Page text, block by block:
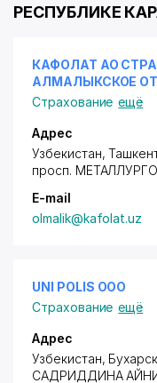
РЕСПУБЛИКЕ
КАФОЛАТ АО
АЛМАЛЫКСКОЕ
Страхование ещё
Адрес
Узбекистан,
просп.
E-mail
olmalik@kafolat.uz
UNI POLIS ООО
Страхование ещё
Адрес
Узбекистан,
САДРИДДИНА